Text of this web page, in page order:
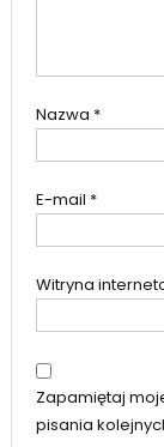
Nazwa *
E-mail *
Witryna
Zapamiętaj
pisania